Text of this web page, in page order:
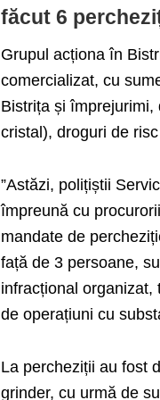
făcut 6
Grupul acționa în
comercializat, cu
Bistrița și
cristal), droguri de
”Astăzi, polițiștii
împreună cu
mandate de
față de 3 persoane,
infracțional
de operațiuni cu
La percheziții au fost
grinder, cu urmă de